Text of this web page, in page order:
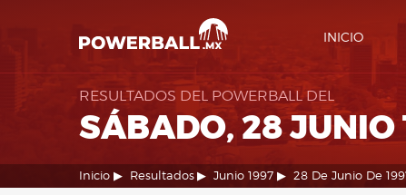
INICIO
RESULTADOS DEL POWERBALL DEL
SÁBADO, 28 JUNIO
Inicio Resultados Junio 1997 28 De Junio De